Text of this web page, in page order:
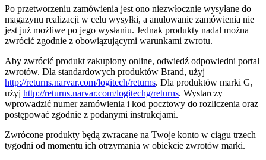
Po przetworzeniu zamówienia jest ono niezwłocznie wysyłane do
magazynu realizacji w celu wysyłki, a anulowanie zamówienia nie
jest już możliwe po jego wysłaniu. Jednak produkty nadal można
zwrócić zgodnie z obowiązującymi warunkami zwrotu.
Aby zwrócić produkt zakupiony online, odwiedź odpowiedni portal
zwrotów. Dla standardowych produktów Brand, użyj
http://returns.narvar.com/logitech/returns. Dla produktów marki G,
użyj http://returns.narvar.com/logitechg/returns. Wystarczy
wprowadzić numer zamówienia i kod pocztowy do rozliczenia oraz
postępować zgodnie z podanymi instrukcjami.
Zwrócone produkty będą zwracane na Twoje konto w ciągu trzech
tygodni od momentu ich otrzymania w obiekcie zwrotów marki.